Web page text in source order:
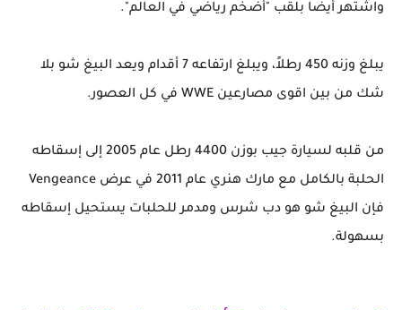
واشتهر أيضا بلقب "أضخم رياضي في العالم".
يبلغ وزنه 450 رطلاً، ويبلغ ارتفاعه 7 أقدام ويعد البيغ شو بلا
شك من بين اقوى مصارعين WWE في كل العصور.
من قلبه لسيارة جيب بوزن 4400 رطل عام 2005 إلى إسقاطه
الحلبة بالكامل مع مارك هنري عام 2011 في عرض Vengeance
فإن البيغ شو هو دب شرس ومدمر للحلبات يستحيل إسقاطه
بسهولة.